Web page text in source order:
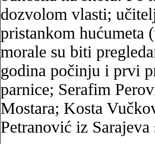
dozvolom vlasti;
pristankom
morale su biti
godina počinju i prvi
parnice; Serafim
Mostara; Kosta
Petranović iz